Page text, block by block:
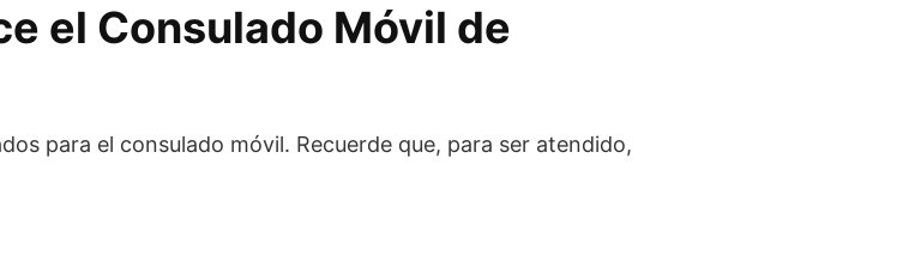
el Consulado Móvil de
para el consulado móvil. Recuerde que, para ser atendido,